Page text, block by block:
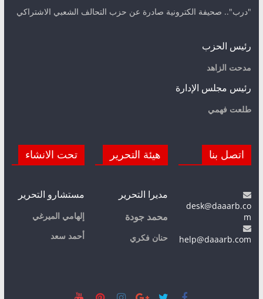
"درب".. صحيفة الكترونية صادرة عن حزب التحالف الشعبي الاشتراكي
رئيس الحزب
مدحت الزاهد
رئيس مجلس الإدارة
طلعت فهمي
اتصل بنا
desk@daaarb.co
m
help@daaarb.com
هيئة التحرير
مديرا التحرير
محمد جودة
حنان فكري
تحت الانشاء
مستشارو التحرير
إلهامي الميرغي
أحمد سعد